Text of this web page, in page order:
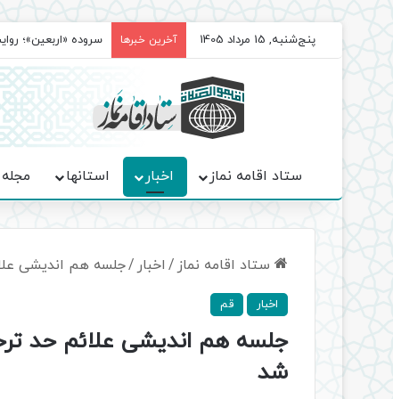
پنج‌شنبه, 15 مرداد 1405 آخرین خبرها سروده‌ «اربعین»؛
ستاد اقامه نماز اخبار استانها مجله
ستاد اقامه نماز / اخبار /جلسه هم‌ اندیشی
اخبار قم
جلسه هم‌ اندیشی علائم حد
شد